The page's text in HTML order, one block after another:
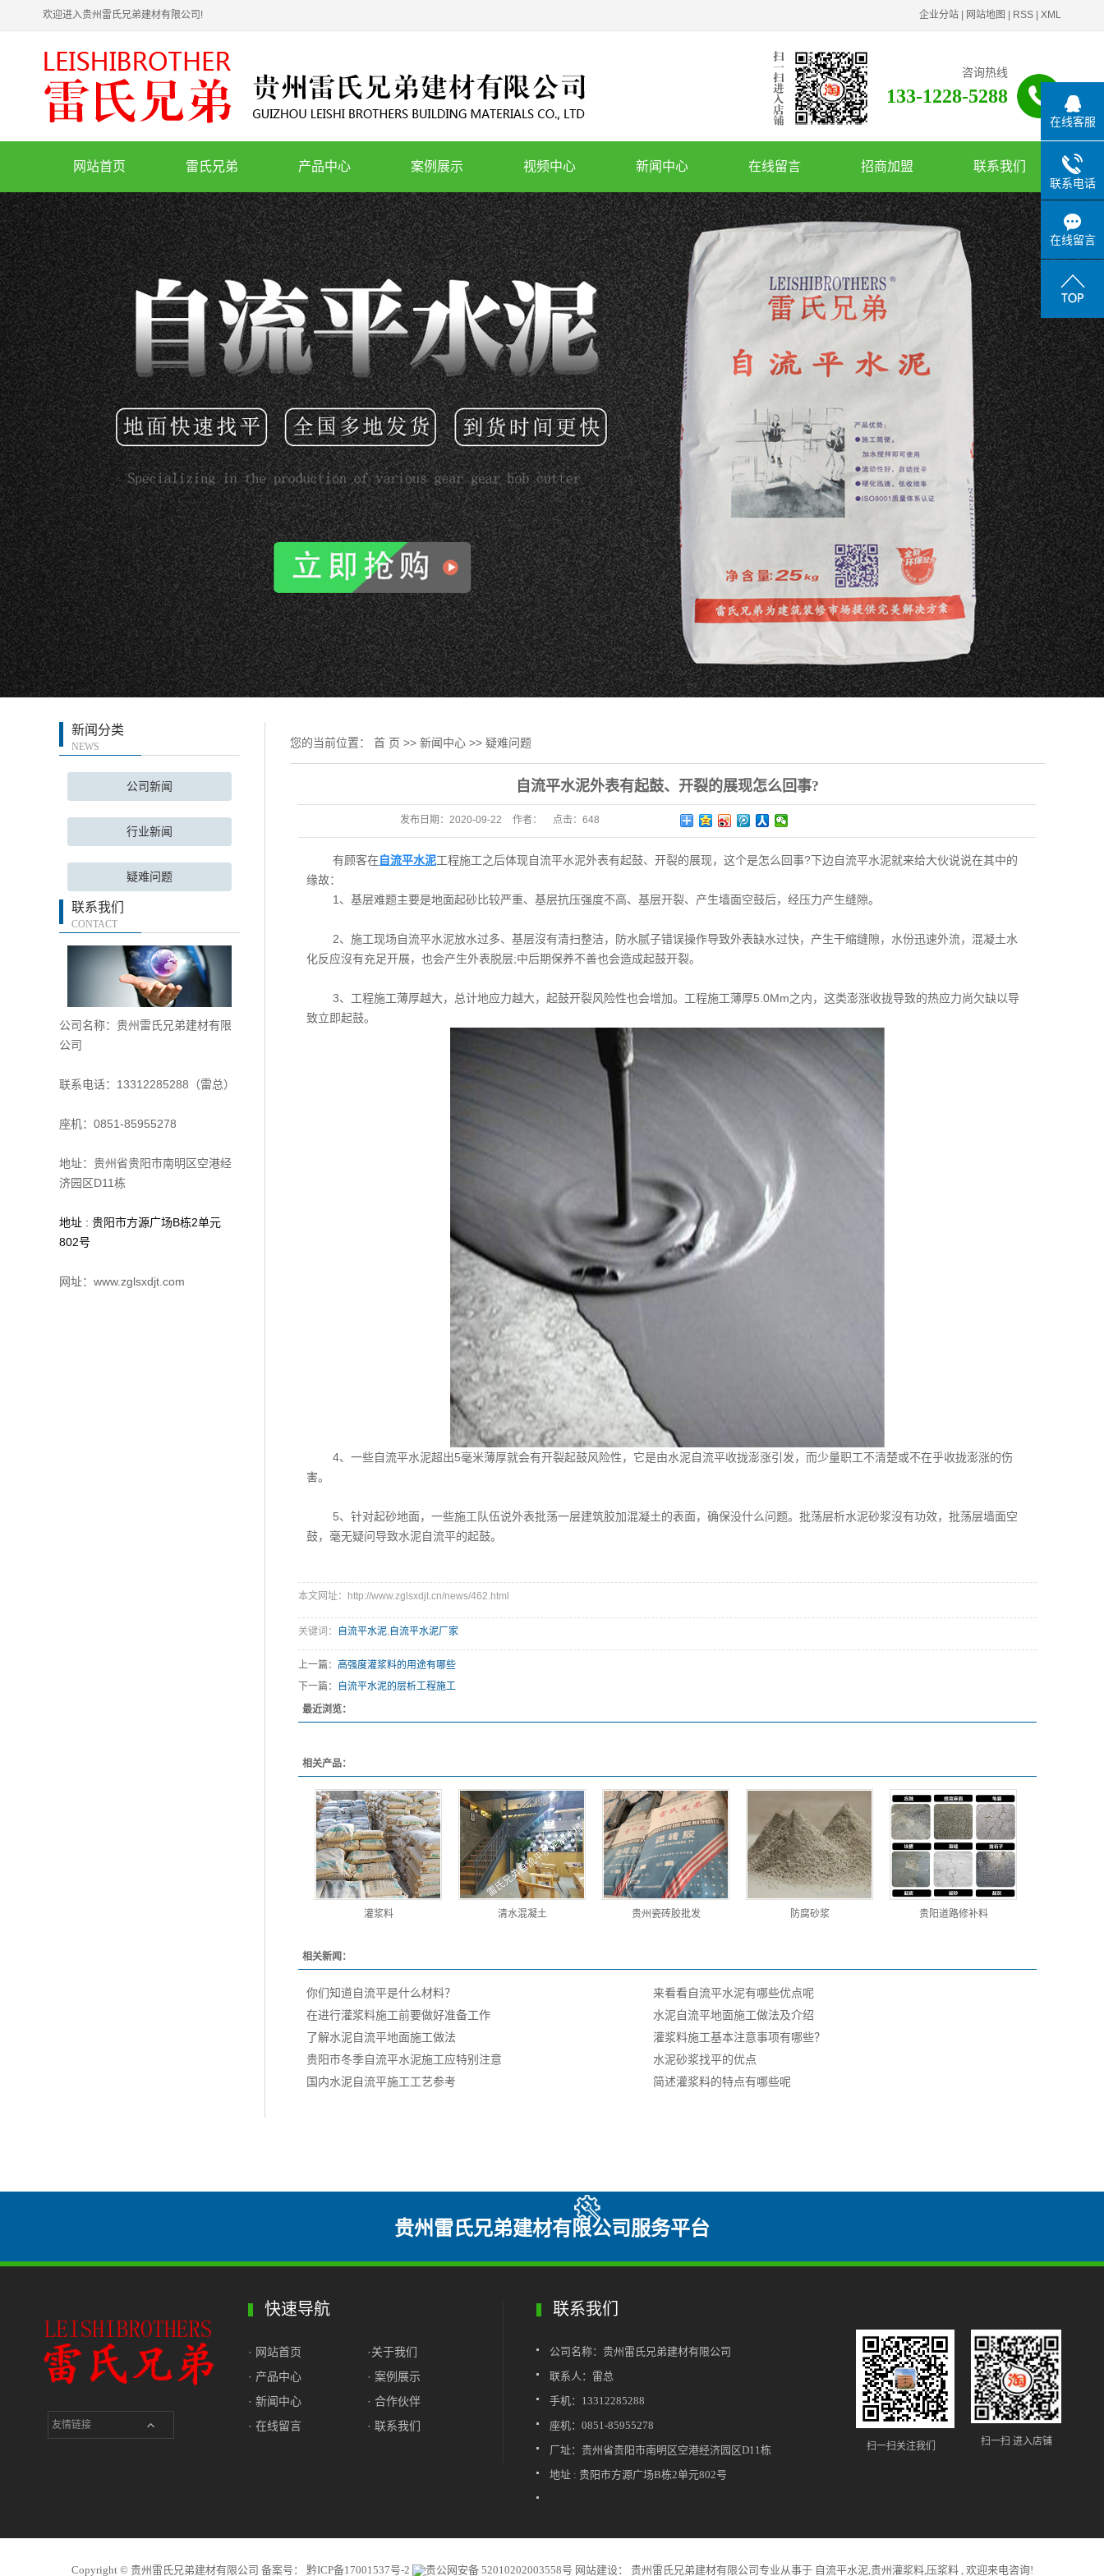
欢迎进入贵州雷氏兄弟建材有限公司! 企业分站 网站地图 RSS XML
咨询热线
133-1228-5288
网站首页 雷氏兄弟
公司简介
联系我们
荣誉资质
招聘
产品中心
自流平水泥
石膏基自流平
速干自流平
压浆料
灌浆料
瓷砖胶
界面剂
道路修补料
聚合物砂浆
清水混凝土
防腐砂浆
案例展示
工程案例
视频中心 新闻中心
公司新闻
行业新闻
疑难问题
在线留言 招商加盟 联系我们
新闻分类
NEWS
公司新闻
行业新闻
疑难问题
联系我们
CONTACT
公司名称：贵州雷氏兄弟建材有限
公司
联系电话：13312285288（雷总）
座机：0851-85955278
地址：贵州省贵阳市南明区空港经
济园区D11栋
地址 : 贵阳市方源广场B栋2单元
802号
网址：www.zglsxdjt.com
您的当前位置： 首 页 >> 新闻中心 >> 疑难问题
自流平水泥外表有起鼓、开裂的展现怎么回事?
发布日期： 2020-09-22 作者： 点击： 648
有顾客在自流平水泥工程施工之后体现自流平水泥外表有起鼓、开裂的展现，这个是怎么回事?下边自流平水泥就来给大伙说说在其中的
缘故：
1、基层难题主要是地面起砂比较严重、基层抗压强度不高、基层开裂、产生墙面空鼓后，经压力产生缝隙。
2、施工现场自流平水泥放水过多、基层沒有清扫整洁，防水腻子错误操作导致外表缺水过快，产生干缩缝隙，水份迅速外流，混凝土水
化反应沒有充足开展，也会产生外表脱层;中后期保养不善也会造成起鼓开裂。
3、工程施工薄厚越大，总计地应力越大，起鼓开裂风险性也会增加。工程施工薄厚5.0Mm之内，这类澎涨收拢导致的热应力尚欠缺以导
致立即起鼓。
4、一些自流平水泥超出5毫米薄厚就会有开裂起鼓风险性，它是由水泥自流平收拢澎涨引发，而少量职工不清楚或不在乎收拢澎涨的伤
害。
5、针对起砂地面，一些施工队伍说外表批荡一层建筑胶加混凝土的表面，确保没什么问题。批荡层析水泥砂浆沒有功效，批荡层墙面空
鼓，毫无疑问导致水泥自流平的起鼓。
本文网址：http://www.zglsxdjt.cn/news/462.html
关键词： 自流平水泥,自流平水泥厂家
上一篇： 高强度灌浆料的用途有哪些
下一篇：
自流平水泥的层析工程施工
最近浏览：
相关产品：
灌浆料 清水混凝土 贵州瓷砖胶批发 防腐砂浆 贵阳道路修补料
相关新闻：
你们知道自流平是什么材料？
来看看自流平水泥有哪些优点呢
在进行灌浆料施工前要做好准备工作
水泥自流平地面施工做法及介绍
了解水泥自流平地面施工做法
灌浆料施工基本注意事项有哪些？
贵阳市冬季自流平水泥施工应特别注意
水泥砂浆找平的优点
国内水泥自流平施工工艺参考
简述灌浆料的特点有哪些呢
贵州雷氏兄弟建材有限公司服务平台
友情链接
快速导航
· 网站首页
·关于我们
· 产品中心
· 案例展示
· 新闻中心
· 合作伙伴
· 在线留言
· 联系我们
联系我们
公司名称：贵州雷氏兄弟建材有限公司
联系人：雷总
手机：13312285288
座机：0851-85955278
厂址：贵州省贵阳市南明区空港经济园区D11栋
地址 : 贵阳市方源广场B栋2单元802号
扫一扫 进入店铺
扫一扫关注我们
Copyright © 贵州雷氏兄弟建材有限公司 备案号： 黔ICP备17001537号-2 贵公网安备 52010202003558号 网站建设： 贵州雷氏兄弟建材有限公司专业从事于 自流平水泥,贵州灌浆料,压浆料, 欢迎来电咨询!
在线客服
联系电话
在线留言